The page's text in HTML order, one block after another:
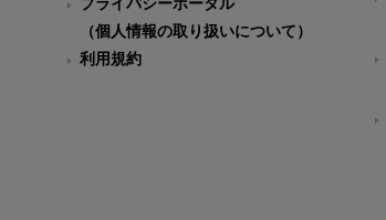
プライバシーポータル
（個人情報の取り扱いについて）
利用規約